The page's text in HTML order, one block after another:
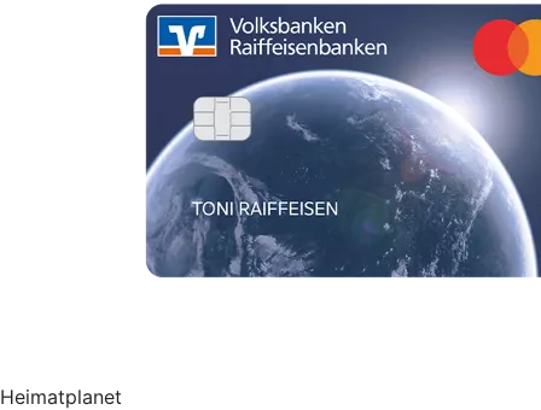
Heimatplanet